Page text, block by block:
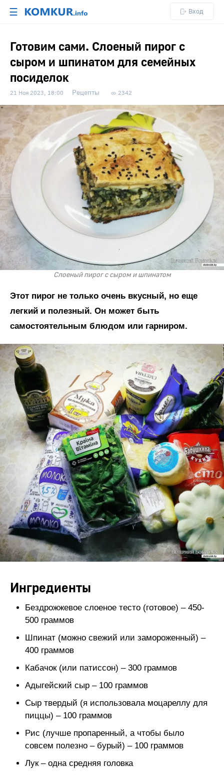
☰ Вход
Готовим сами. Слоеный пирог с
сыром и шпинатом для семейных
посиделок
21 Ноя 2023, 18:00 Рецепты 2342
Слоеный пирог с сыром и шпинатом
Этот пирог не только очень вкусный, но еще
легкий и полезный. Он может быть
самостоятельным блюдом или гарниром.
Ингредиенты
Бездрожжевое слоеное тесто (готовое) – 450-
500 граммов
Шпинат (можно свежий или замороженный) –
400 граммов
Кабачок (или патиссон) – 300 граммов
Адыгейский сыр – 100 граммов
Сыр твердый (я использовала моцареллу для
пиццы) – 100 граммов
Рис (лучше пропаренный, а чтобы было
совсем полезно – бурый) – 100 граммов
Лук – одна средняя головка